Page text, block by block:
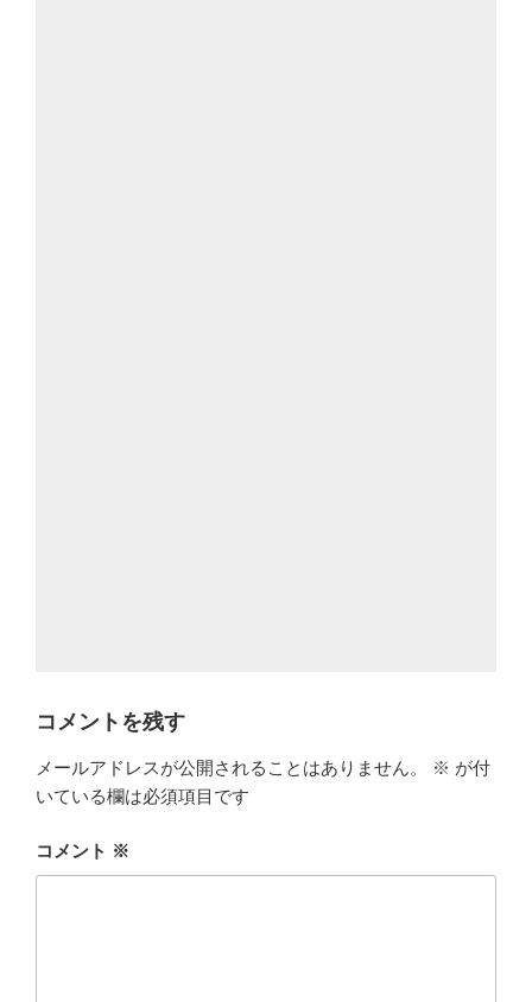
コメントを残す
メールアドレスが公開されることはありません。 ※ が付
いている欄は必須項目です
コメント ※